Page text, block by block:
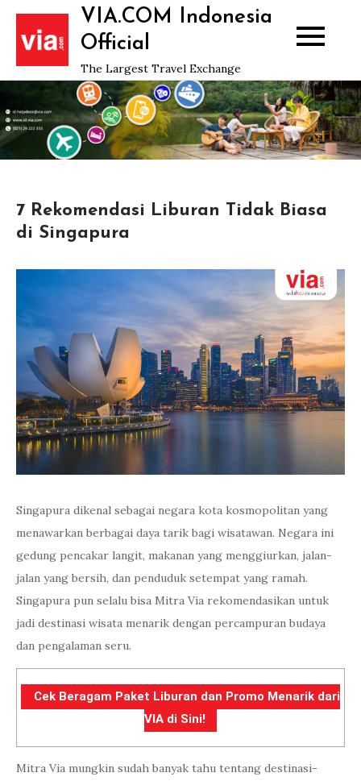
Skip
content
VIA.COM Indonesia
Official
The Largest Travel Exchange
7 Rekomendasi Liburan Tidak Biasa
di Singapura
Singapura dikenal sebagai negara kota kosmopolitan yang
menawarkan berbagai daya tarik bagi wisatawan. Negara ini
gedung pencakar langit, makanan yang menggiurkan, jalan-
jalan yang bersih, dan penduduk setempat yang ramah.
Singapura pun selalu bisa Mitra Via rekomendasikan untuk
jadi destinasi wisata menarik dengan percampuran budaya
dan pengalaman seru.
Cek Beragam Paket Liburan dan Promo Menarik dari
VIA di Sini!
Mitra Via mungkin sudah banyak tahu tentang destinasi-